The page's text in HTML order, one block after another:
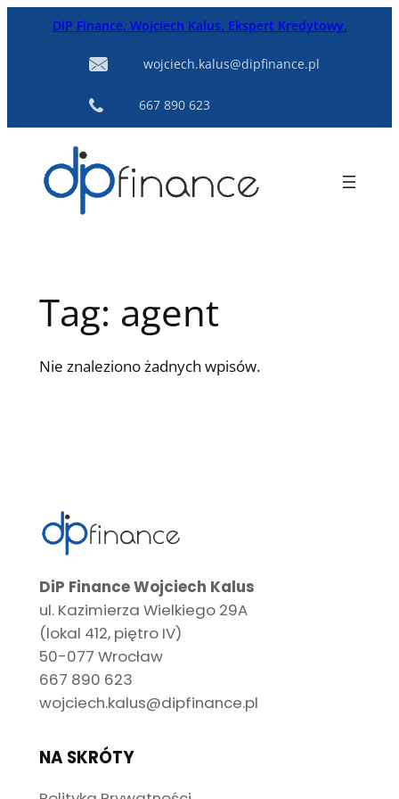
PrzejdźDiP Finance. Wojciech Kalus. Ekspert Kredytowy.
wojciech.kalus@dipfinance.pl
667 890 623
Tag: agent
Nie znaleziono żadnych wpisów.
DiP Finance Wojciech Kalus
ul. Kazimierza Wielkiego 29A
(lokal 412, piętro IV)
50-077 Wrocław
667 890 623
wojciech.kalus@dipfinance.pl
NA SKRÓTY